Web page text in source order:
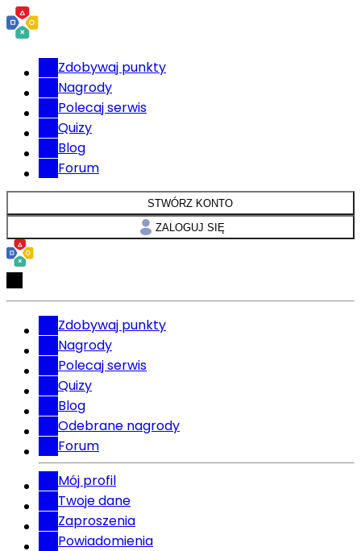
Zdobywaj punkty
Nagrody
Polecaj serwis
Quizy
Blog
Forum
STWÓRZ KONTO
ZALOGUJ SIĘ
Zdobywaj punkty
Nagrody
Polecaj serwis
Quizy
Blog
Odebrane nagrody
Forum
Mój profil
Twoje dane
Zaproszenia
Powiadomienia